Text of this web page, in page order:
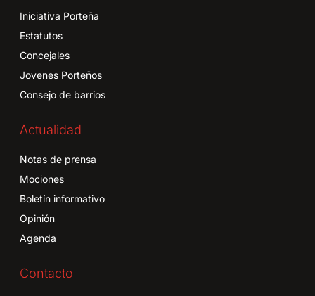
Iniciativa Porteña
Estatutos
Concejales
Jovenes Porteños
Consejo de barrios
Actualidad
Notas de prensa
Mociones
Boletín informativo
Opinión
Agenda
Contacto